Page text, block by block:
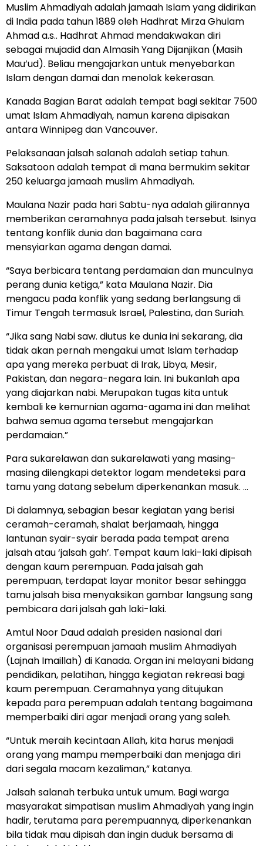
Muslim Ahmadiyah adalah jamaah Islam yang didirikan
di India pada tahun 1889 oleh Hadhrat Mirza Ghulam
Ahmad a.s.. Hadhrat Ahmad mendakwakan diri
sebagai mujadid dan Almasih Yang Dijanjikan (Masih
Mau’ud). Beliau mengajarkan untuk menyebarkan
Islam dengan damai dan menolak kekerasan.
Kanada Bagian Barat adalah tempat bagi sekitar 7500
umat Islam Ahmadiyah, namun karena dipisakan
antara Winnipeg dan Vancouver.
Pelaksanaan jalsah salanah adalah setiap tahun.
Saksatoon adalah tempat di mana bermukim sekitar
250 keluarga jamaah muslim Ahmadiyah.
Maulana Nazir pada hari Sabtu-nya adalah gilirannya
memberikan ceramahnya pada jalsah tersebut. Isinya
tentang konflik dunia dan bagaimana cara
mensyiarkan agama dengan damai.
“Saya berbicara tentang perdamaian dan munculnya
perang dunia ketiga,” kata Maulana Nazir. Dia
mengacu pada konflik yang sedang berlangsung di
Timur Tengah termasuk Israel, Palestina, dan Suriah.
“Jika sang Nabi saw. diutus ke dunia ini sekarang, dia
tidak akan pernah mengakui umat Islam terhadap
apa yang mereka perbuat di Irak, Libya, Mesir,
Pakistan, dan negara-negara lain. Ini bukanlah apa
yang diajarkan nabi. Merupakan tugas kita untuk
kembali ke kemurnian agama-agama ini dan melihat
bahwa semua agama tersebut mengajarkan
perdamaian.”
Para sukarelawan dan sukarelawati yang masing-
masing dilengkapi detektor logam mendeteksi para
tamu yang datang sebelum diperkenankan masuk. …
Di dalamnya, sebagian besar kegiatan yang berisi
ceramah-ceramah, shalat berjamaah, hingga
lantunan syair-syair berada pada tempat arena
jalsah atau ‘jalsah gah’. Tempat kaum laki-laki dipisah
dengan kaum perempuan. Pada jalsah gah
perempuan, terdapat layar monitor besar sehingga
tamu jalsah bisa menyaksikan gambar langsung sang
pembicara dari jalsah gah laki-laki.
Amtul Noor Daud adalah presiden nasional dari
organisasi perempuan jamaah muslim Ahmadiyah
(Lajnah Imaillah) di Kanada. Organ ini melayani bidang
pendidikan, pelatihan, hingga kegiatan rekreasi bagi
kaum perempuan. Ceramahnya yang ditujukan
kepada para perempuan adalah tentang bagaimana
memperbaiki diri agar menjadi orang yang saleh.
“Untuk meraih kecintaan Allah, kita harus menjadi
orang yang mampu memperbaiki dan menjaga diri
dari segala macam kezaliman,” katanya.
Jalsah salanah terbuka untuk umum. Bagi warga
masyarakat simpatisan muslim Ahmadiyah yang ingin
hadir, terutama para perempuannya, diperkenankan
bila tidak mau dipisah dan ingin duduk bersama di